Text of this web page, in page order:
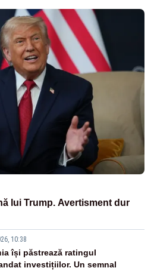
lui Trump. Avertisment dur
10:38
își păstrează ratingul
investițiilor. Un semnal